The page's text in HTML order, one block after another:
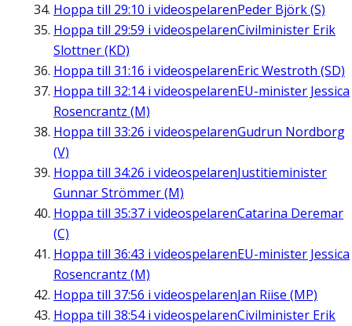
Hoppa till 29:10 i videospelarenPeder Björk (S)
Hoppa till 29:59 i videospelarenCivilminister Erik
Slottner (KD)
Hoppa till 31:16 i videospelarenEric Westroth (SD)
Hoppa till 32:14i videospelarenEU-minister Jessica
Rosencrantz (M)
Hoppa till 33:26 i videospelarenGudrun Nordborg
(V)
Hoppa till 34:26 i videospelarenJustitieminister
Gunnar Strömmer (M)
Hoppa till 35:37 i videospelarenCatarina Deremar
(C)
Hoppa till 36:43 i videospelarenEU-minister Jessica
Rosencrantz (M)
Hoppa till 37:56 i videospelarenJan Riise (MP)
Hoppa till 38:54i videospelarenCivilminister Erik